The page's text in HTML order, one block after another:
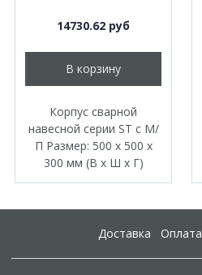
14730.62 руб
В корзину
Корпус сварной
навесной серии ST с М/
П Размер: 500 x 500 x
300 мм (В х Ш х Г)
Доставка Оплата